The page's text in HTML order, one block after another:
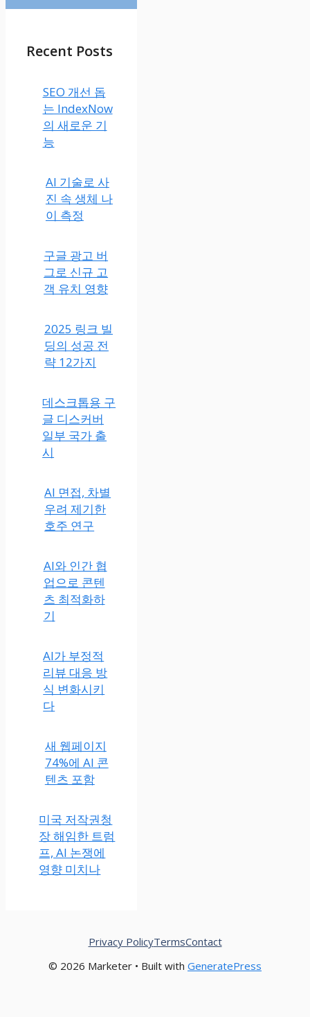
Recent Posts
SEO 개선 돕
는 IndexNow
의 새로운 기
능
AI 기술로 사
진 속 생체 나
이 측정
구글 광고 버
그로 신규 고
객 유치 영향
2025 링크 빌
딩의 성공 전
략 12가지
데스크톱용 구
글 디스커버
일부 국가 출
시
AI 면접, 차별
우려 제기한
호주 연구
AI와 인
간 협업
으로 콘
기
AI가 부정적
리뷰 대응 방
다
새 웹페이지
텐츠 포함
미국 저작권청
장 해임한 트럼
Privacy PolicyTerms Contact